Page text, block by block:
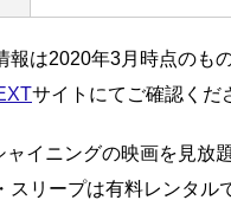
報は2020年3月時点のも
サイトにてご確認くだ
イニングの映画を見放
スリープは有料レンタル